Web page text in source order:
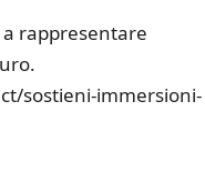
rappresentare
sostieni-immersioni-